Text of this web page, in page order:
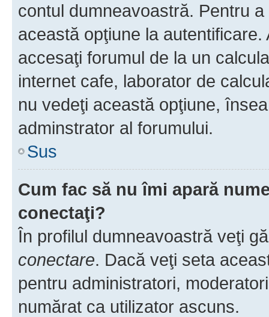
contul dumneavoastră. Pentru
această opţiune la
accesaţi forumul de la un
internet cafe, laborator de
nu vedeţi această opţiune,
adminstrator al forumului.
Sus
Cum fac să nu îmi apară
conectaţi?
În profilul dumneavoastră veţi
conectare. Dacă veţi seta
pentru administratori,
numărat ca utilizator ascuns.